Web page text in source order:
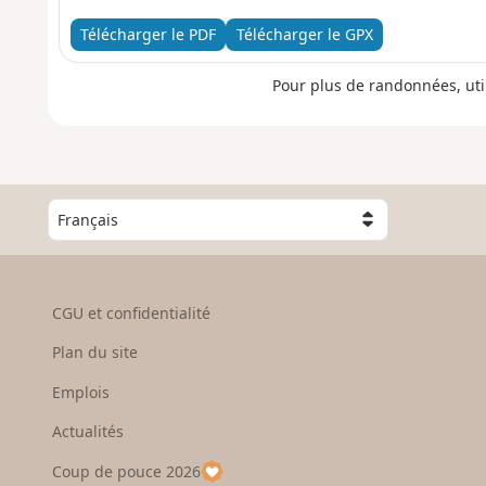
Télécharger le PDF Télécharger le GPX
Pour plus de randonnées,
C
h
o
s
e
u
p
CGU et confidentialité
Plan du site
Emplois
Actualités
Coup de pouce 2026